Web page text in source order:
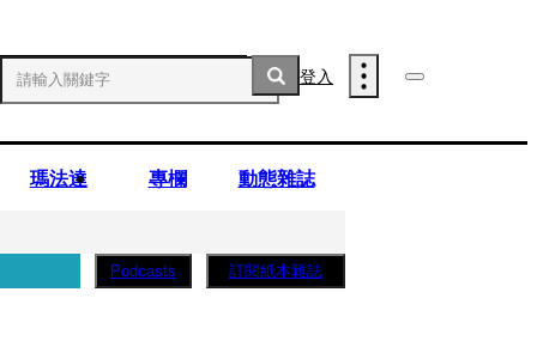
登入
瑪法達 專欄 動態雜誌
Podcasts 訂閱紙本雜誌